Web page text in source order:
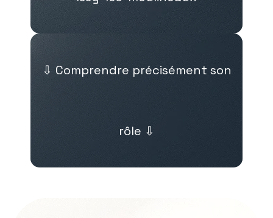
⇩ Comprendre précisément son
rôle ⇩